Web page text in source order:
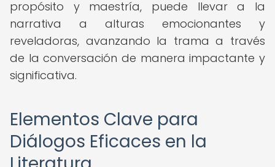
propósito y maestría, puede llevar a la
narrativa a alturas emocionantes y
reveladoras, avanzando la trama a través
de la conversación de manera impactante y
significativa.
Elementos Clave para
Diálogos Eficaces en la